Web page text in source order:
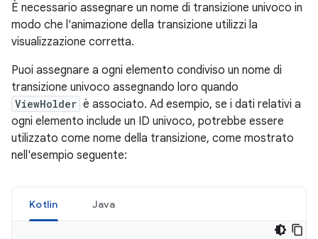
È necessario assegnare un nome di transizione univoco in
modo che l'animazione della transizione utilizzi la
visualizzazione corretta.
Puoi assegnare a ogni elemento condiviso un nome di
transizione univoco assegnando loro quando
ViewHolder è associato. Ad esempio, se i dati relativi a
ogni elemento include un ID univoco, potrebbe essere
utilizzato come nome della transizione, come mostrato
nell'esempio seguente:
Kotlin Java